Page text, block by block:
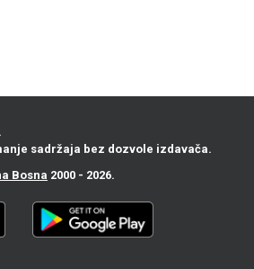
sadržaja bez dozvole izdavača.
Bosna 2000 - 2026.